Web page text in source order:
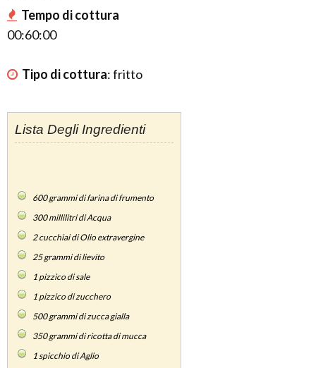
Tempo di cottura
00:60:00
Tipo di cottura:fritto
Lista Degli Ingredienti
600grammi di farina di frumento
300millilitri di Acqua
2cucchiai di Olio extravergine
25grammi di lievito
1 pizzico di sale
1 pizzico di zucchero
500grammi di zucca gialla
350grammi di ricotta di mucca
1spicchio di Aglio